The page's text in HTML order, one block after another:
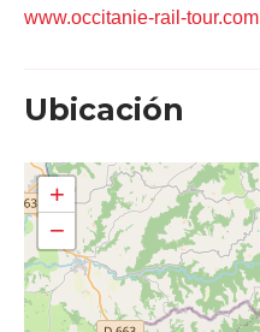
www.occitanie-rail-tour.com
Ubicación
+
−